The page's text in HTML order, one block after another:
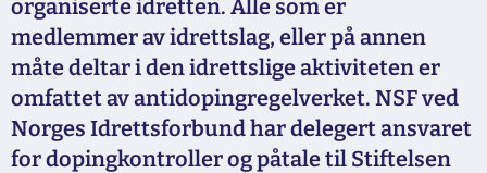
organiserte idretten. Alle som er
medlemmer av idrettslag, eller på annen
måte deltar i den idrettslige aktiviteten er
omfattet av antidopingregelverket. NSF ved
Norges Idrettsforbund har delegert ansvaret
for dopingkontroller og påtale til Stiftelsen